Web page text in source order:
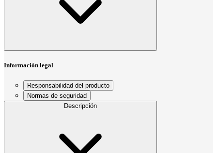
Información legal
Responsabilidad del producto
Normas de seguridad
Descripción